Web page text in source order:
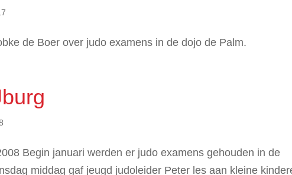
de Boer over judo examens in de dojo de Palm.
Begin januari werden er judo examens gehouden in de
middag gaf jeugd judoleider Peter les aan kleine